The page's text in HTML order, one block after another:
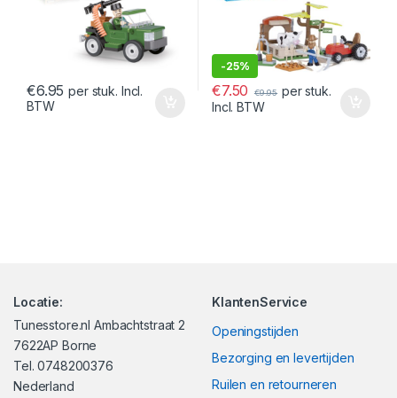
€6.95 per stuk. Incl.
BTW
-25%
€7.50 €9.95 per stuk.
Incl. BTW
Locatie:
Tunesstore.nl Ambachtstraat 2
7622AP Borne
Tel. 0748200376
Nederland
KlantenService
Openingstijden
Bezorging en levertijden
Ruilen en retourneren